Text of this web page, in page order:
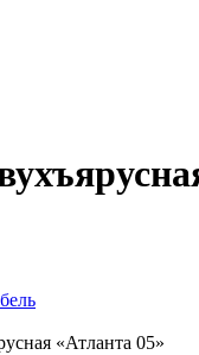
«Атланта 05»